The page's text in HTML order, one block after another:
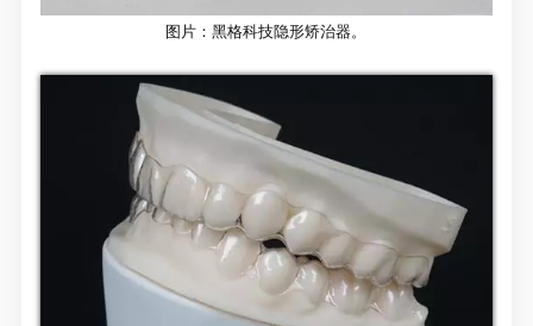
图片：黑格科技隐形矫治器。